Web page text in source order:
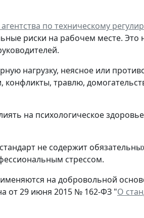
по техническому
риски на рабочем месте.
нагрузку, неясное или
конфликты, травлю,
на психологическое
не содержит
стрессом.
на добровольной
от 29 июня 2015 № 162-ФЗ "О